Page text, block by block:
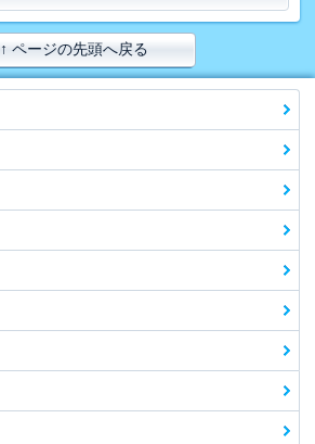
↑ ページの先頭へ戻る